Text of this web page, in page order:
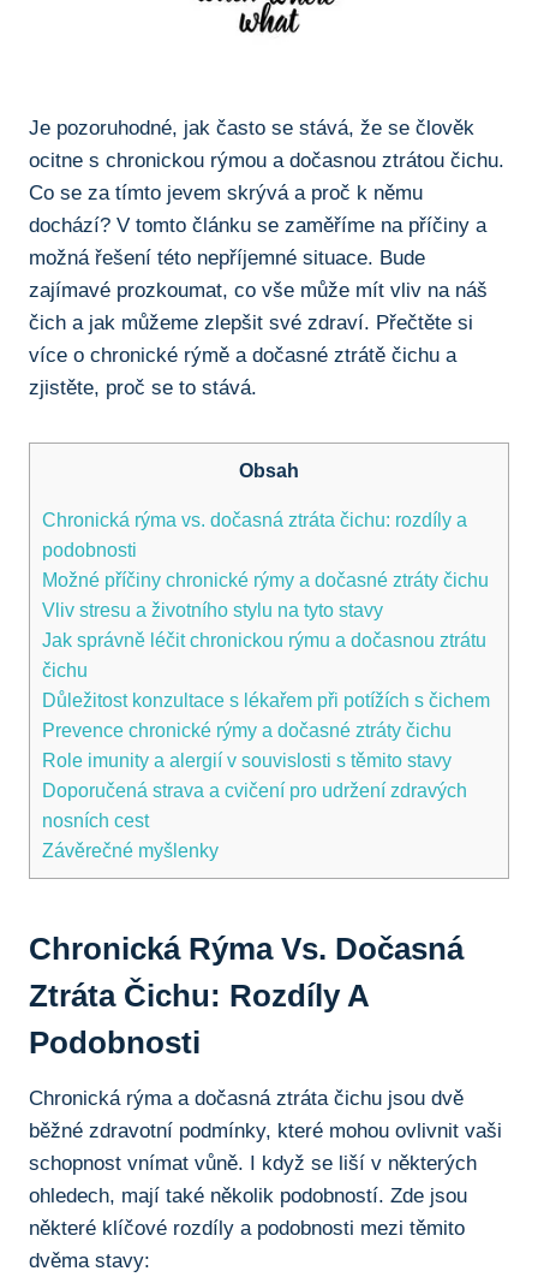
Je pozoruhodné, jak často se stává, že se člověk
ocitne s ​chronickou rýmou a ⁢dočasnou ztrátou čichu.
Co ‍se za tímto jevem​ skrývá a proč k němu
dochází?‌ V tomto článku se zaměříme ⁣na příčiny ‍a
možná řešení této nepříjemné ⁣situace. Bude
⁤zajímavé ⁤prozkoumat,‍ co vše může mít vliv na náš
čich a ⁢jak můžeme ⁢zlepšit své zdraví. Přečtěte si
více o⁤ chronické rýmě ​a​ dočasné ztrátě čichu a
zjistěte,‍ proč se to stává.
Obsah
Chronická rýma vs. dočasná ztráta ⁤čichu:⁢ rozdíly​ a
podobnosti
Možné příčiny chronické rýmy‌ a ​dočasné ztráty čichu
Vliv stresu a životního stylu ​na tyto stavy
Jak ‌správně léčit ‌chronickou rýmu a‌ dočasnou ztrátu⁢
čichu
Důležitost konzultace s lékařem při potížích s čichem
Prevence​ chronické rýmy a dočasné ⁤ztráty ⁢čichu
Role ⁣imunity⁢ a ⁣alergií v souvislosti s těmito ‌stavy
Doporučená strava ‌a cvičení pro udržení ‍zdravých
nosních​ cest
Závěrečné myšlenky
Chronická Rýma Vs. Dočasná
Ztráta ⁤čichu:⁢ Rozdíly​ A
Podobnosti
Chronická rýma a dočasná ztráta čichu jsou dvě‍
běžné⁤ zdravotní ​podmínky, které mohou ovlivnit ⁤vaši
schopnost ​vnímat vůně. I když se⁢ liší v některých
ohledech, mají také⁢ několik podobností. Zde jsou
některé klíčové​ rozdíly‍ a​ podobnosti mezi ⁢těmito
dvěma stavy: